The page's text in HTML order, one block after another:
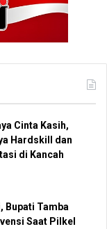
Cinta Kasih,
Hardskill dan
di Kancah
Bupati Tamba
Saat Pilkel